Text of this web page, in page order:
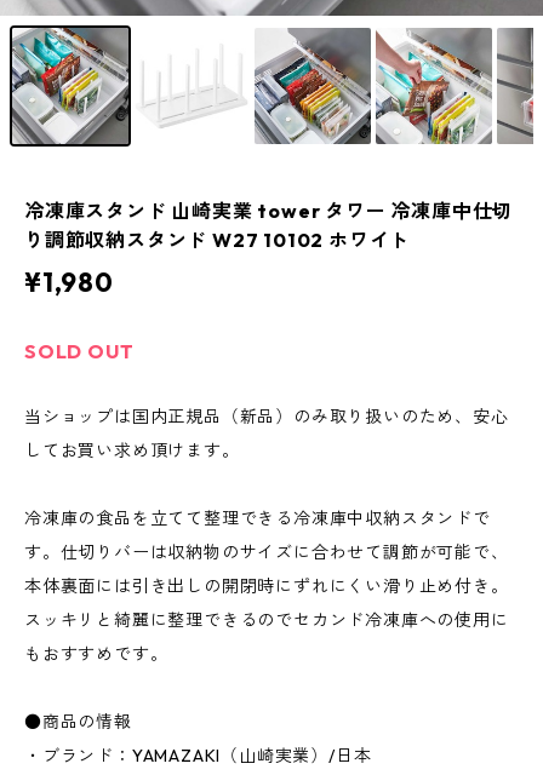
冷凍庫スタンド 山崎実業 tower タワー 冷凍庫中仕切
り調節収納スタンド W27 10102 ホワイト
¥1,980
SOLD OUT
当ショップは国内正規品（新品）のみ取り扱いのため、安心
してお買い求め頂けます。
冷凍庫の食品を立てて整理できる冷凍庫中収納スタンドで
す。仕切りバーは収納物のサイズに合わせて調節が可能で、
本体裏面には引き出しの開閉時にずれにくい滑り止め付き。
スッキリと綺麗に整理できるのでセカンド冷凍庫への使用に
もおすすめです。
●商品の情報
・ブランド：YAMAZAKI（山崎実業）/日本